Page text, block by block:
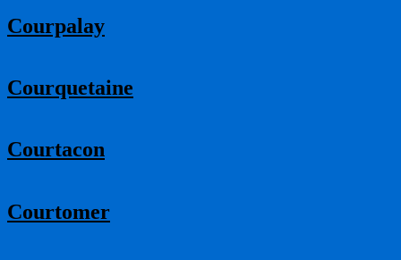
Courpalay
Courquetaine
Courtacon
Courtomer